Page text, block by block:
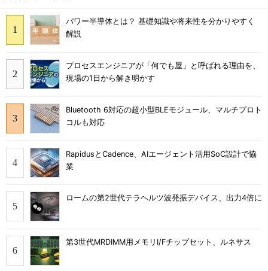
パワー半導体とは？ 基礎知識や将来性を分かりやすく
解説
プロセスエンジニアが「何でも屋」と呼ばれる理由を、
現場の1日から解き明かす
Bluetooth 6対応の超小型BLEモジュール、マルチプロト
コルも対応
RapidusとCadence、AIエージェント活用SoC設計で協
業
ロームの第2世代テラヘルツ波発振デバイス、出力4倍に
第3世代MRDIMM用メモリI/Fチップセット、ルネサス